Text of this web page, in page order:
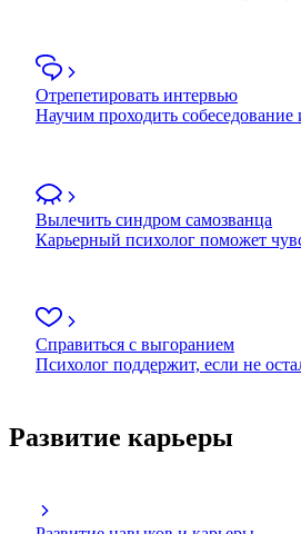
Отрепетировать интервью
Научим проходить
Вылечить синдром самозванца
Карьерный психолог поможет
Справиться с выгоранием
Психолог поддержит, если не
Развитие карьеры